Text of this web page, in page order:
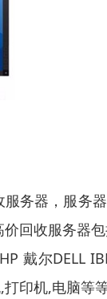
务器，服务
回收服务器
戴尔DELL
印机,电脑等等